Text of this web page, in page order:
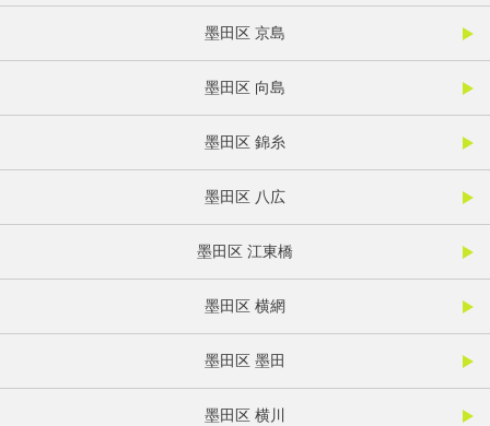
墨田区 京島
墨田区 向島
墨田区 錦糸
墨田区 八広
墨田区 江東橋
墨田区 横網
墨田区 墨田
墨田区 横川